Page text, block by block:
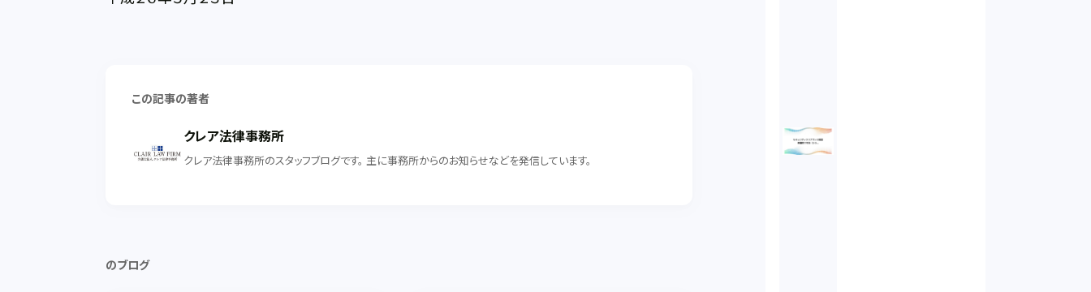
この記事の著者
クレア法律事務所
クレア法律事務所のスタッフブログです。 主に事務所からのお知らせなどを発信しています。
のブログ